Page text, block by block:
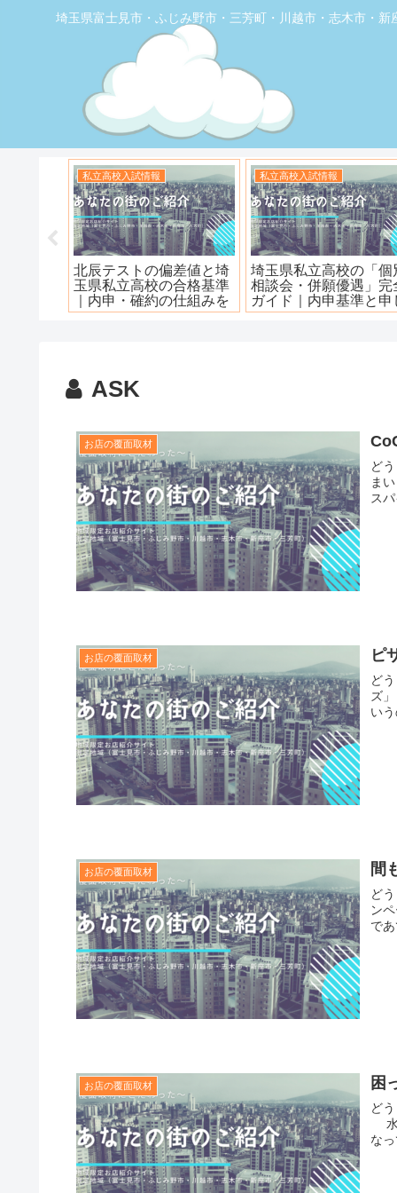
埼玉県富士見市・ふじみ野市・三芳町・川越市・志木市・
お店の覆面取材
【トナリエふじみ野】ワ
ンダーステーキ🥩😋
お店の覆面取材
【新座】日曜ロピア寿
ASK
お店の覆面取材
ど
ま
ス
お店の覆面取材 ピ
ど
ズ
い
お店の覆面取材 間
ど
ン
で
お店の覆面取材 困
ど
水
な